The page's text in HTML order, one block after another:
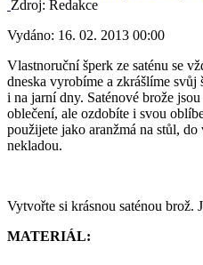
Zdroj: Redakce
Vydáno: 16. 02. 2013 00:00
Vlastnoruční šperk ze saténu se
dneska vyrobíme a zkrášlíme
i na jarní dny. Saténové brože
oblečení, ale ozdobíte i svou
použijete jako aranžmá na stůl,
nekladou.
Vytvořte si krásnou saténou brož.
MATERIÁL: